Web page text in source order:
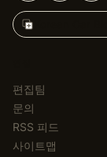
Korean Car
편집팀
문의
RSS 피드
사이트맵